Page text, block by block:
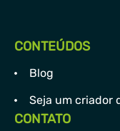
CONTEÚDOS
Blog
Seja um criador
CONTATO